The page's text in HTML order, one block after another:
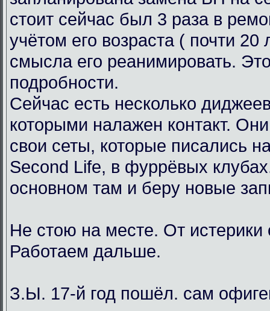
стоит сейчас был 3 раза в
учётом его возраста ( почти 20
смысла его реанимировать.
подробности.
Сейчас есть несколько
которыми налажен контакт.
свои сеты, которые писались
Second Life, в фуррёвых
основном там и беру новые
Не стою на месте. От истерики
Работаем дальше.
З.Ы. 17-й год пошёл. сам